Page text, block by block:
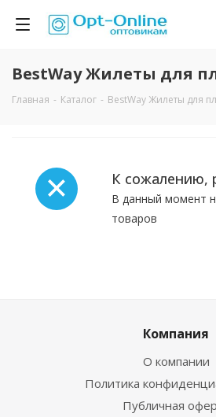
BestWay Жилеты для
Главная - Каталог - BestWay Жилеты для
К сожалению,
В данный момент
товаров
Компания
О компании
Политика
Публичная